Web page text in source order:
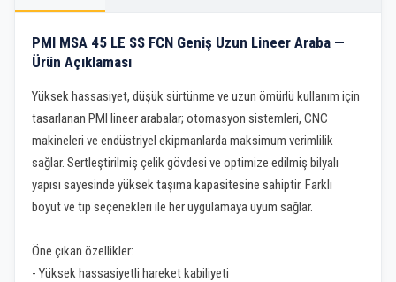
PMI MSA 45 LE SS FCN Geniş Uzun Lineer Araba —
Ürün Açıklaması
Yüksek hassasiyet, düşük sürtünme ve uzun ömürlü kullanım için
tasarlanan PMI lineer arabalar; otomasyon sistemleri, CNC
makineleri ve endüstriyel ekipmanlarda maksimum verimlilik
sağlar. Sertleştirilmiş çelik gövdesi ve optimize edilmiş bilyalı
yapısı sayesinde yüksek taşıma kapasitesine sahiptir. Farklı
boyut ve tip seçenekleri ile her uygulamaya uyum sağlar.
Öne çıkan özellikler:
- Yüksek hassasiyetli hareket kabiliyeti